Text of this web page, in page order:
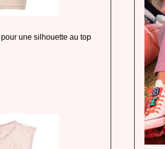
pour une silhouette au top